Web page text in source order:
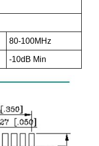
80-100MHz
-10dB Min